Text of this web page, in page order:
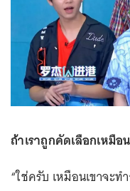
ถ้าเราถูกคัดเลือกเหมื
“ใช่ครับ เหมือนเขาจะท